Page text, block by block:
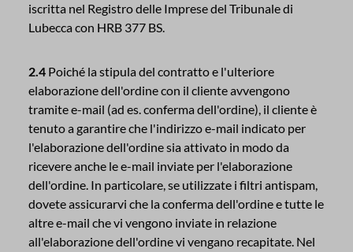
iscritta nel Registro delle Imprese del Tribunale di
Lubecca con HRB 377 BS.
2.4 Poiché la stipula del contratto e l'ulteriore
elaborazione dell'ordine con il cliente avvengono
tramite e-mail (ad es. conferma dell'ordine), il cliente è
tenuto a garantire che l'indirizzo e-mail indicato per
l'elaborazione dell'ordine sia attivato in modo da
ricevere anche le e-mail inviate per l'elaborazione
dell'ordine. In particolare, se utilizzate i filtri antispam,
dovete assicurarvi che la conferma dell'ordine e tutte le
altre e-mail che vi vengono inviate in relazione
all'elaborazione dell'ordine vi vengano recapitate. Nel